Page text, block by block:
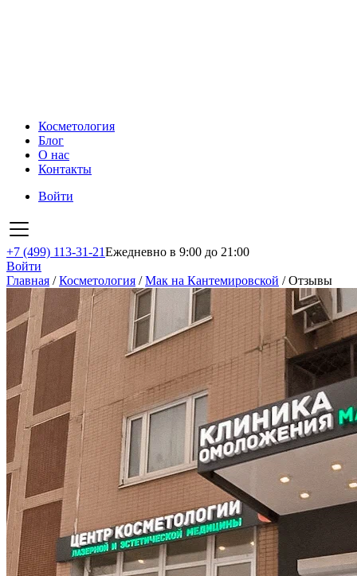
Косметология
Блог
О нас
Контакты
Войти
+7 (499) 113-31-21Ежедневно в 9:00 до 21:00
Войти
Главная /Косметология /Мак на Кантемировской /Отзывы